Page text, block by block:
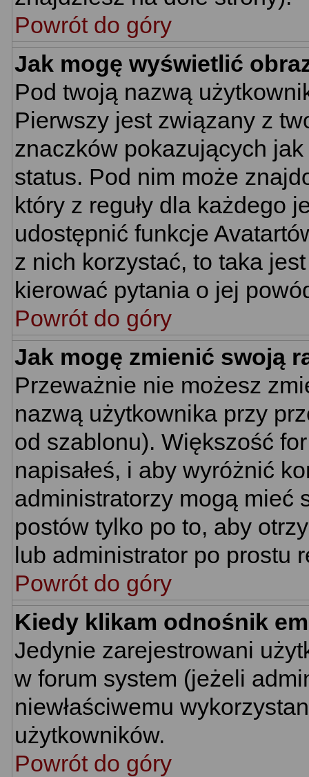
Powrót do góry
Jak mogę wyświetlić
Pod twoją nazwą
Pierwszy jest związany z
znaczków pokazujących
status. Pod nim może
który z reguły dla każdego
udostępnić funkcje
z nich korzystać, to taka
kierować pytania o jej
Powrót do góry
Jak mogę zmienić swoją
Przeważnie nie możesz
nazwą użytkownika przy
od szablonu). Większość
napisałeś, i aby wyróżnić
administratorzy mogą mieć
postów tylko po to, aby
lub administrator po prostu
Powrót do góry
Kiedy klikam odnośnik
Jedynie zarejestrowani
w forum system (jeżeli
niewłaściwemu
użytkowników.
Powrót do góry